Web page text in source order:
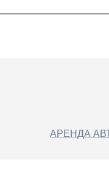
АРЕНДА